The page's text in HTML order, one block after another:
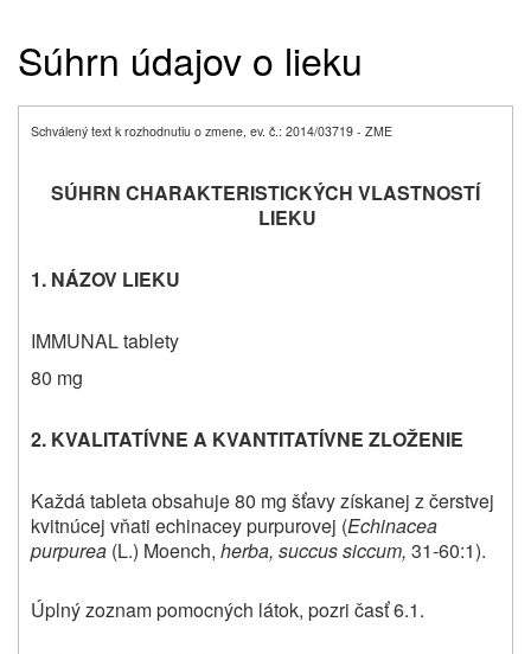
Súhrn údajov o lieku
Schválený text k rozhodnutiu o zmene, ev. č.: 2014/03719 - ZME
SÚHRN CHARAKTERISTICKÝCH VLASTNOSTÍ
LIEKU
1. NÁZOV LIEKU
IMMUNAL tablety
80 mg
2. KVALITATÍVNE A KVANTITATÍVNE ZLOŽENIE
Každá tableta obsahuje 80 mg šťavy získanej z čerstvej
kvitnúcej vňati echinacey purpurovej (Echinacea
purpurea (L.) Moench, herba, succus siccum, 31-60:1).
Úplný zoznam pomocných látok, pozri časť 6.1.